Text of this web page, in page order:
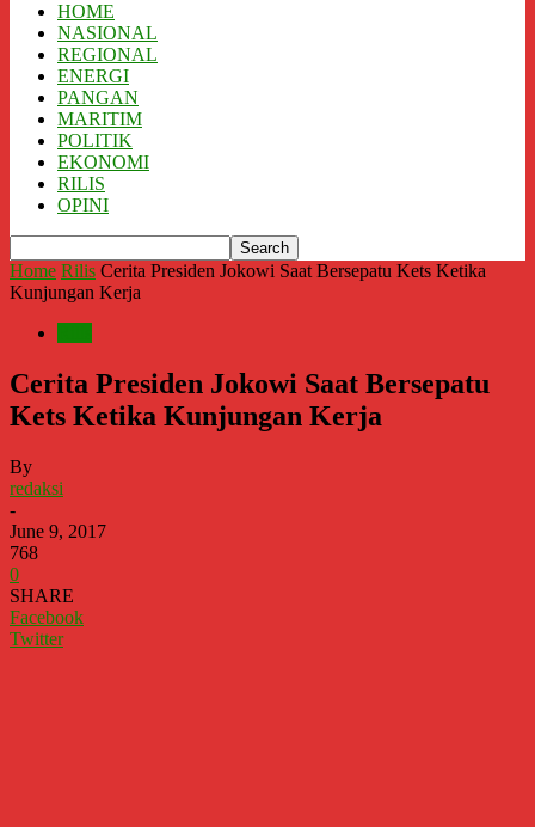
HOME
NASIONAL
REGIONAL
ENERGI
PANGAN
MARITIM
POLITIK
EKONOMI
RILIS
OPINI
Home Rilis Cerita Presiden Jokowi Saat Bersepatu Kets Ketika
Kunjungan Kerja
Cerita Presiden Jokowi Saat Bersepatu
Kets Ketika Kunjungan Kerja
By
redaksi
-
June 9, 2017
768
0
SHARE
Facebook
Twitter